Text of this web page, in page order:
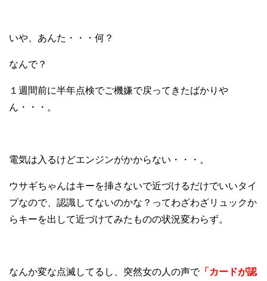
いや、あんた・・・何？
なんで？
１週間前に半年点検でご機嫌で戻ってきたばかりや
ん・・・。
電気は入るけどエンジンがかからない・・・。
ウサギちゃんはキーを挿さないで近づけるだけでいいタイ
プなので、認識してないのかな？ってわざわざリュックか
らキーを出して近づけてみたものの状況変わらず。
なんか変な点滅してるし、突然女の人の声で「カードが認